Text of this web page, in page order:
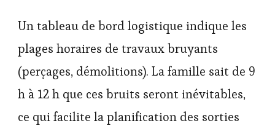
Un tableau de bord logistique indique les
plages horaires de travaux bruyants
(perçages, démolitions). La famille sait de 9
h à 12 h que ces bruits seront inévitables,
ce qui facilite la planification des sorties